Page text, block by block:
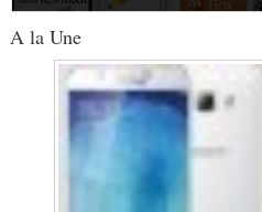
A la Une